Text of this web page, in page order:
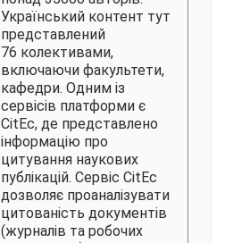
Український контент тут
представлений
76 колективами,
включаючи факультети,
кафедри. Одним із
сервісів платформи є
CitEc, де представлено
інформацію про
цитування наукових
публікацій. Сервіс CitEc
дозволяє проаналізувати
цитованість документів
(журналів та робочих